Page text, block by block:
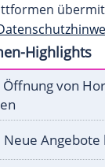
Highlights
von
Angebote